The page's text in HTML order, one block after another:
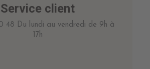
Service client
48 Du lundi au vendredi de 9h à
17h